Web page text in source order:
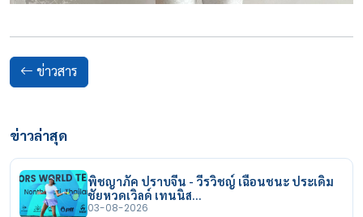
ข่าวสาร
ข่าวล่าสุด
พิชญาภัค ปราบจีน - วีรวิชญ์ เฉือนชนะ ประเดิม
ชัยหวดเวิลด์ เทนนิส…
03-08-2026